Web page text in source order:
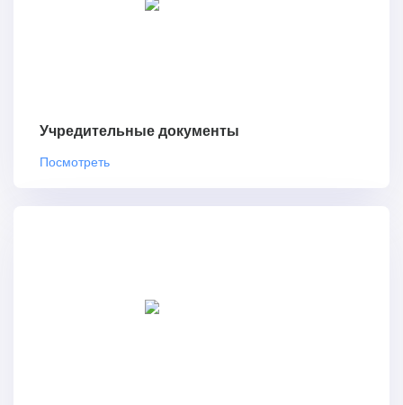
Учредительные документы
Посмотреть